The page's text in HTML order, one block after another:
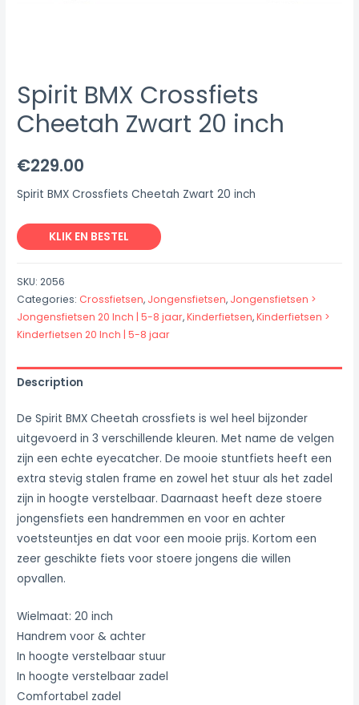
Spirit BMX Crossfiets
Cheetah Zwart 20 inch
€229.00
Spirit BMX Crossfiets Cheetah Zwart 20 inch
KLIK EN BESTEL
SKU:2056
Categories: Crossfietsen, Jongensfietsen, Jongensfietsen >
Jongensfietsen 20 Inch | 5-8 jaar,Kinderfietsen,Kinderfietsen >
Kinderfietsen 20 Inch | 5-8 jaar
Description
De Spirit BMX Cheetah crossfiets is wel heel bijzonder
uitgevoerd in 3 verschillende kleuren. Met name de velgen
zijn een echte eyecatcher. De mooie stuntfiets heeft een
extra stevig stalen frame en zowel het stuur als het zadel
zijn in hoogte verstelbaar. Daarnaast heeft deze stoere
jongensfiets een handremmen en voor en achter
voetsteuntjes en dat voor een mooie prijs. Kortom een
zeer geschikte fiets voor stoere jongens die willen
opvallen.
Wielmaat: 20 inch
Handrem voor & achter
In hoogte verstelbaar stuur
In hoogte verstelbaar zadel
Comfortabel zadel